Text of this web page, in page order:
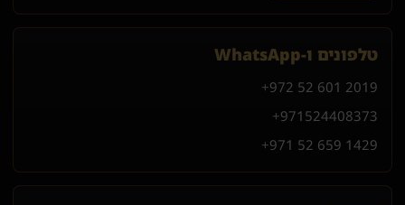
טלפונים ו-WhatsApp
+972 52 601 2019
+971 524408373
+971 52 659 1429